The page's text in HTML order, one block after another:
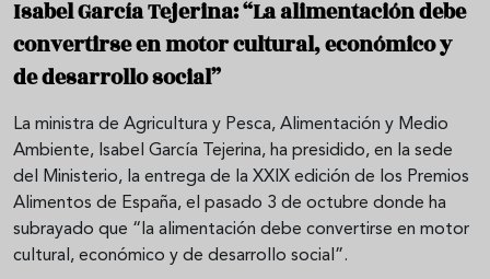
Isabel García Tejerina: “La alimentación debe
convertirse en motor cultural, económico y
de desarrollo social”
La ministra de Agricultura y Pesca, Alimentación y Medio
Ambiente, Isabel García Tejerina, ha presidido, en la sede
del Ministerio, la entrega de la XXIX edición de los Premios
Alimentos de España, el pasado 3 de octubre donde ha
subrayado que “la alimentación debe convertirse en motor
cultural, económico y de desarrollo social”.